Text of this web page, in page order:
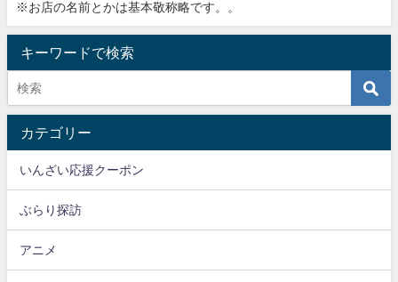
※お店の名前とかは基本敬称略です。。
キーワードで検索
カテゴリー
いんざい応援クーポン
ぶらり探訪
アニメ